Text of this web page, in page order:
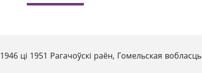
1946 ці 1951 Рагачоўскі раён, Гомельская вобласць